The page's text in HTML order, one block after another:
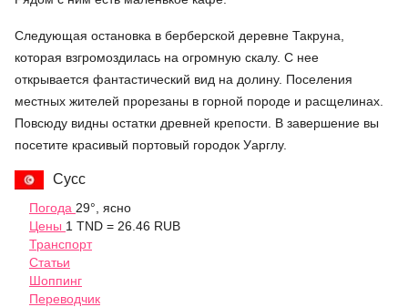
Следующая остановка в берберской деревне Такруна,
которая взгромоздилась на огромную скалу. С нее
открывается фантастический вид на долину. Поселения
местных жителей прорезаны в горной породе и расщелинах.
Повсюду видны остатки древней крепости. В завершение вы
посетите красивый портовый городок Уарглу.
Сусс
Погода 29°, ясно
Цены 1 TND = 26.46 RUB
Транспорт
Статьи
Шоппинг
Переводчик